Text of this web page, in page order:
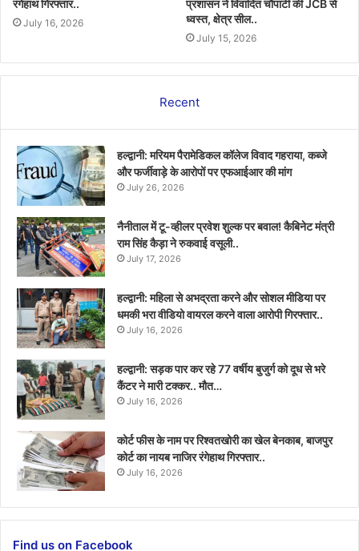
रंगेहाथ गिरफ्तार..
July 16, 2026
प्रशासन ने विवादित चौपाटी की JCB से
ध्वस्त, क्षेत्र सील..
July 15, 2026
Recent
हल्द्वानी: मरियम पैरामेडिकल कॉलेज विवाद गहराया, कब्जे
और फर्जीवाड़े के आरोपों पर एफआईआर की मांग
July 26, 2026
नैनीताल में टू-व्हीलर प्रवेश शुल्क पर बवाल! कैबिनेट मंत्री
राम सिंह कैड़ा ने रुकवाई वसूली..
July 17, 2026
हल्द्वानी: महिला से अभद्रता करने और सोशल मीडिया पर
धमकी भरा वीडियो वायरल करने वाला आरोपी गिरफ्तार..
July 16, 2026
हल्द्वानी: सड़क पार कर रहे 77 वर्षीय बुजुर्ग को दूध से भरे
कैंटर ने मारी टक्कर.. मौत…
July 16, 2026
कोर्ट फीस के नाम पर रिश्वतखोरी का खेल बेनकाब, बाजपुर
कोर्ट का नायब नाजिर रंगेहाथ गिरफ्तार..
July 16, 2026
Find us on Facebook